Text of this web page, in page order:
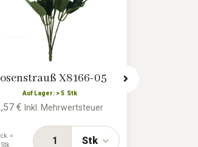
X8166-05
Auf Lager: > 5 Stk
€ Inkl. Mehrwertsteuer
Stk
=